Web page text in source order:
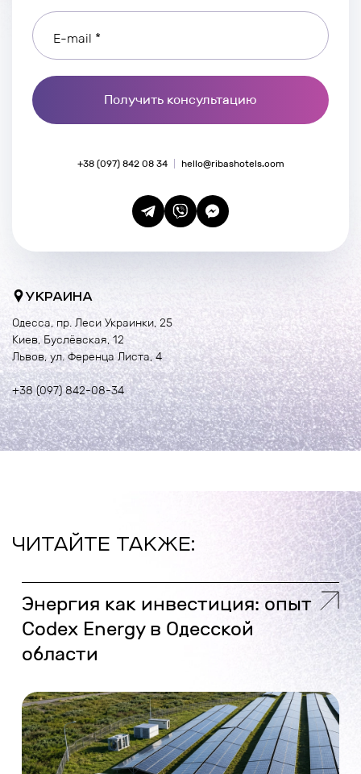
E-mail *
Получить консультацию
+38 (097) 842 08 34 hello@ribashotels.com
УКРАИНА
Одесса, пр. Леси Украинки, 25
Киев, Буслёвская, 12
Львов, ул. Ференца Листа, 4
+38 (097) 842-08-34
ЧИТАЙТЕ ТАКЖЕ:
Энергия как инвестиция: опыт
Codex Energy в Одесской
области